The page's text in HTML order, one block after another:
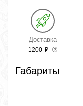
Доставка
1200 ₽
Габариты